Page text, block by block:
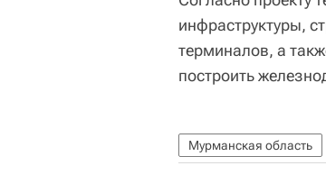
инфраструктуры,
терминалов, а
построить
Мурманская область